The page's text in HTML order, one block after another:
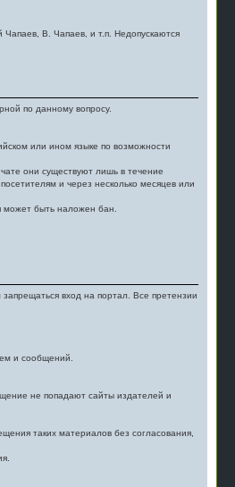
В. Чапаев, и т.п. Недопускаются
по данному вопросу.
или ином языке по возможности
они существуют лишь в течение
и через несколько месяцев или
может быть наложен бан.
вход на портал. Все претензии
и сообщений.
не попадают сайты издателей и
таких материалов без согласования,